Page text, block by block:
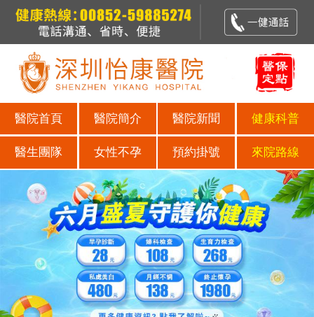
醫院首頁 醫院簡介 醫院新聞 健康科普
醫生團隊 女性不孕 預約掛號 來院路線